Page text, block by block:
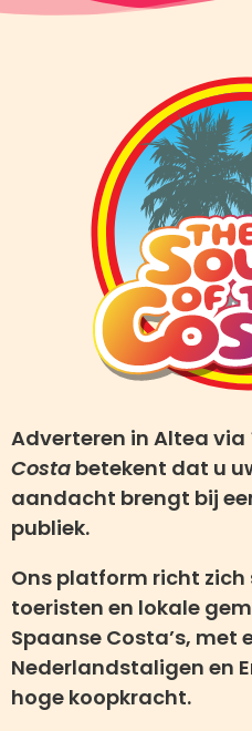
Adverteren in Altea via
Costa betekent dat u
aandacht brengt bij
publiek.
Ons platform richt zich
toeristen en lokale
Spaanse Costa’s, met
Nederlandstaligen en
hoge koopkracht.